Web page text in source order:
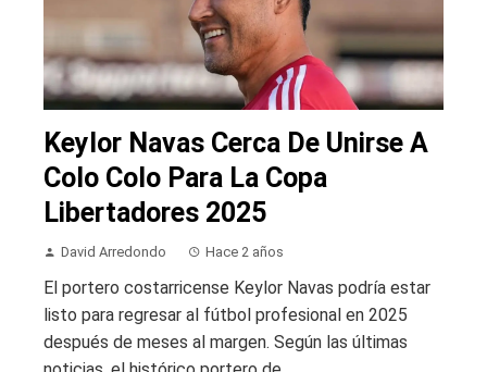
Keylor Navas Cerca De Unirse A
Colo Colo Para La Copa
Libertadores 2025
David Arredondo Hace 2 años
El portero costarricense Keylor Navas podría estar
listo para regresar al fútbol profesional en 2025
después de meses al margen. Según las últimas